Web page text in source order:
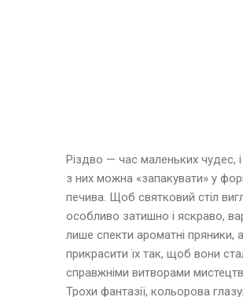
Різдво — час маленьких чудес,
з них можна «запакувати» у
печива. Щоб святковий стіл
особливо затишно і яскраво,
лише спекти ароматні пряники,
прикрасити їх так, щоб вони
справжніми витворами
Трохи фантазії, кольорова